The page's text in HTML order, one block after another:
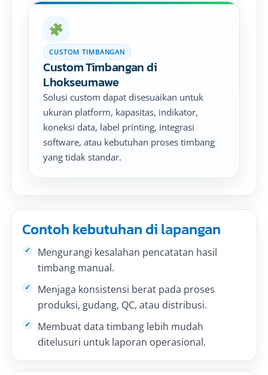
CUSTOM TIMBANGAN
Custom Timbangan di
Lhokseumawe
Solusi custom dapat disesuaikan untuk
ukuran platform, kapasitas, indikator,
koneksi data, label printing, integrasi
software, atau kebutuhan proses timbang
yang tidak standar.
Contoh kebutuhan di lapangan
Mengurangi kesalahan pencatatan hasil
timbang manual.
Menjaga konsistensi berat pada proses
produksi, gudang, QC, atau distribusi.
Membuat data timbang lebih mudah
ditelusuri untuk laporan operasional.